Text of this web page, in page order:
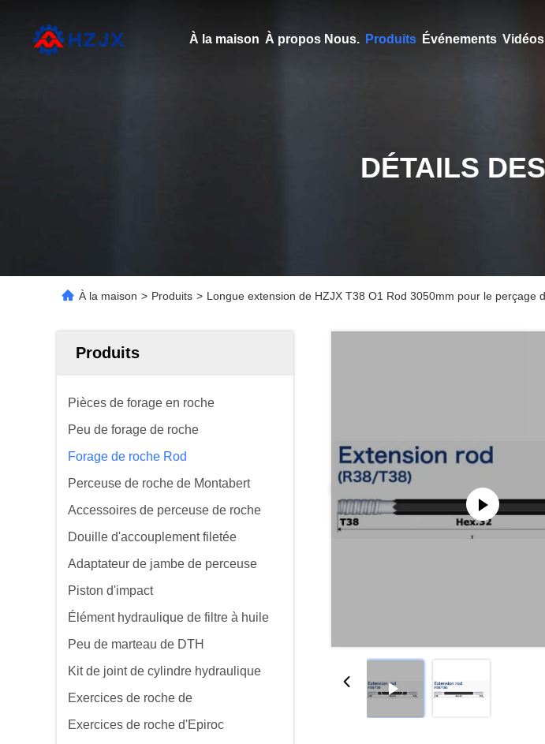
À la maison À propos Nous. Produits Événements Vidéos
DÉTAILS
À la maison > Produits > Longue extension de HZJX T38 O1 Rod 3050mm pour le perçage
Produits
Pièces de forage en roche
Peu de forage de roche
Forage de roche Rod
Perceuse de roche de Montabert
Accessoires de perceuse de roche
Douille d'accouplement filetée
Adaptateur de jambe de perceuse
Piston d'impact
Élément hydraulique de filtre à huile
Peu de marteau de DTH
Kit de joint de cylindre hydraulique
Exercices de roche de
Exercices de roche d'Epiroc